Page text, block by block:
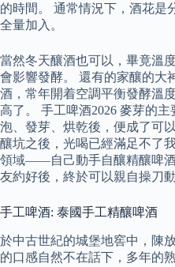
的時間。 通常情況下，酒花是
全量加入。
當然冬天釀酒也可以，畢竟溫
會影響發酵。 還有的家釀的大
酒，常年開着空調平衡發酵溫
高了。 手工啤酒2026 麥芽的
泡、發芽、烘乾後，便成了可
釀坑之後，光喝已經滿足不了
領域——自己動手自釀精釀啤
友約好後，終於可以親自操刀
手工啤酒: 泰國手工精釀啤酒
於中古世紀的城堡地窖中，陳
的口感自然不在話下，多年的